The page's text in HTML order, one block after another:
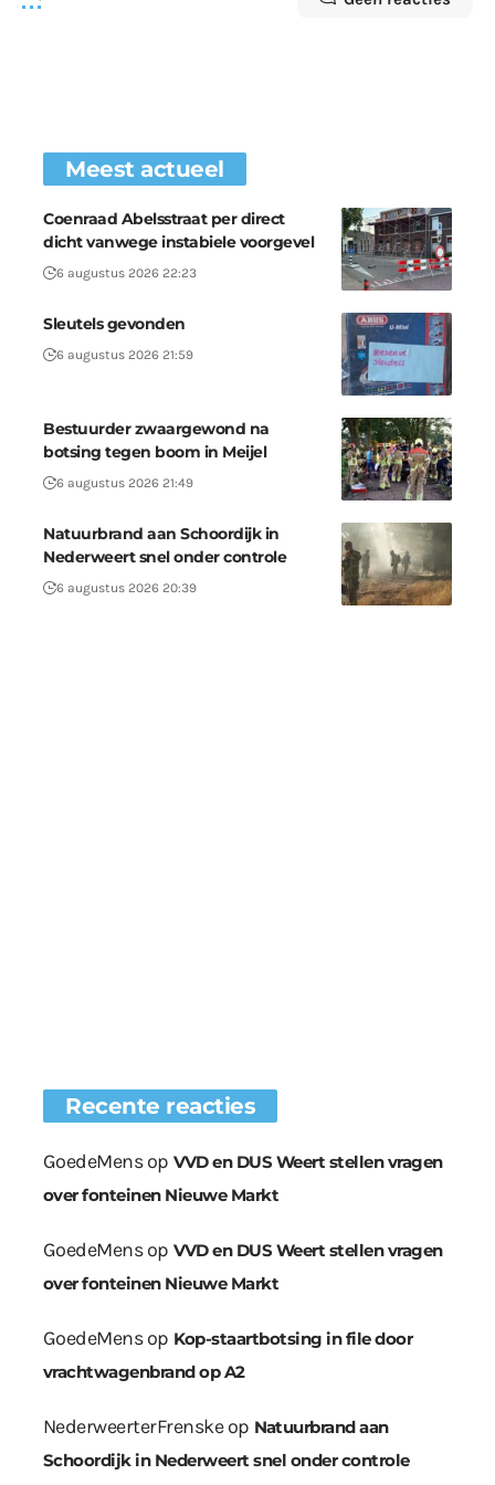
Meest actueel
Coenraad Abelsstraat per direct
dicht vanwege instabiele voorgevel
6 augustus 2026 22:23
Sleutels gevonden
6 augustus 2026 21:59
Bestuurder zwaargewond na
botsing tegen boom in Meijel
6 augustus 2026 21:49
Natuurbrand aan Schoordijk in
Nederweert snel onder controle
6 augustus 2026 20:39
Recente reacties
GoedeMensop VVD en DUS Weert stellen vragen
over fonteinen Nieuwe Markt
GoedeMensop VVD en DUS Weert stellen vragen
over fonteinen Nieuwe Markt
GoedeMensop Kop-staartbotsing in file door
vrachtwagenbrand op A2
NederweerterFrenskeop Natuurbrand aan
Schoordijk in Nederweert snel onder controle